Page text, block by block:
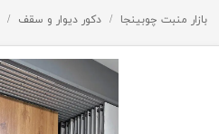
بازار منبت چوبینجا دکور دیوار و سقف